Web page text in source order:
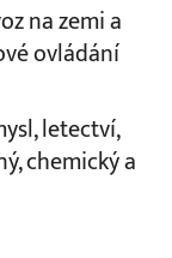
na zemi a
ovládání
letectví,
chemický a